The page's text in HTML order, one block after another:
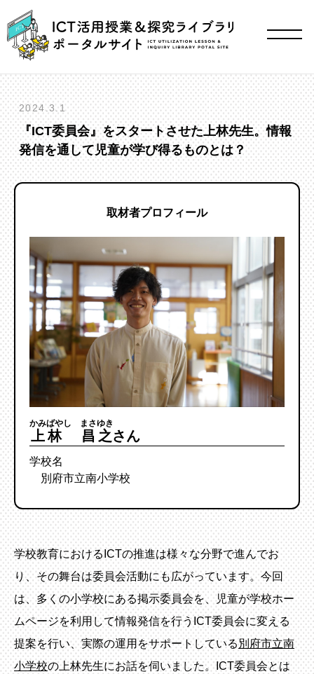
2024.3.1
『ICT委員会』をスタートさせた上林先生。情報
発信を通して児童が学び得るものとは？
取材者プロフィール
上林 昌之
かみばやし まさゆき
さん
学校名
別府市立南小学校
学校教育におけるICTの推進は様々な分野で進んでお
り、その舞台は委員会活動にも広がっています。今回
は、多くの小学校にある掲示委員会を、児童が学校ホー
ムページを利用して情報発信を行うICT委員会に変える
提案を行い、実際の運用をサポートしている別府市立南
小学校の上林先生にお話を伺いました。ICT委員会とは